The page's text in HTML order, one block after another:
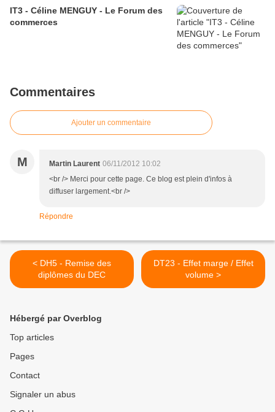
IT3 - Céline MENGUY - Le Forum des
commerces
Commentaires
Ajouter un commentaire
M Martin Laurent 06/11/2012 10:02
<br /> Merci pour cette page. Ce blog est plein d'infos à
diffuser largement.<br />
Répondre
< DH5 - Remise des
diplômes du DEC
DT23 - Effet marge / Effet
volume >
Hébergé par Overblog
Top articles
Pages
Contact
Signaler un abus